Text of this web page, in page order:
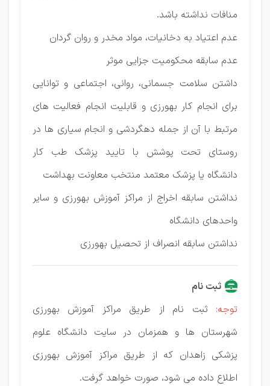
منافات نداشته باشد.
عدم اعتیاد به دخانیات، مواد مخدر و روان گردان
عدم سابقه محکومیت جزایی موثر
داشتن سلامت جسمانی، روانی، اجتماعی و توانایی
برای انجام کار بهورزی و قابلیت انجام فعالیت های
مرتبط با آن از جمله دهگردشی و انجام سیاری ها در
روستای تحت پوشش با تایید پزشک طب کار
دانشگاه یا پزشک معتمد منتخب معاونت بهداشت
نداشتن سابقه اخراج از مراکز آموزش بهورزی و سایر
واحدهای دانشگاه
نداشتن سابقه انصراف از تحصیل بهورزی
ثبت نام
توجه:ثبت نام از طریق مراکز آموزش بهورزی
شهرستان ها و همزمان در سایت دانشگاه علوم
پزشکی زاهدان که از طریق مراکز آموزش بهورزی
اطلاع داده می شود، صورت خواهد گرفت.